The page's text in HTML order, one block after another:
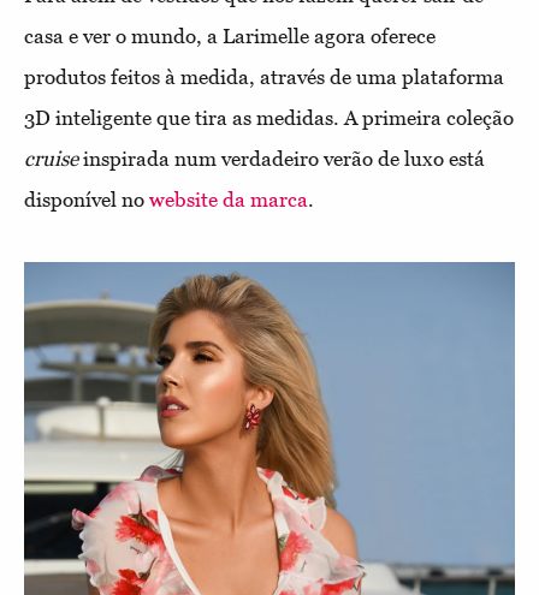
casa e ver o mundo, a Larimelle agora oferece
produtos feitos à medida, através de uma plataforma
3D inteligente que tira as medidas. A primeira coleção
cruiseinspirada num verdadeiro verão de luxo está
disponível no website da marca.